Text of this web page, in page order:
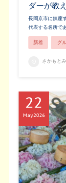
ダーが教
長岡京市に鎮座
代表する名所で
新着 グ
さかもと
22
May2026